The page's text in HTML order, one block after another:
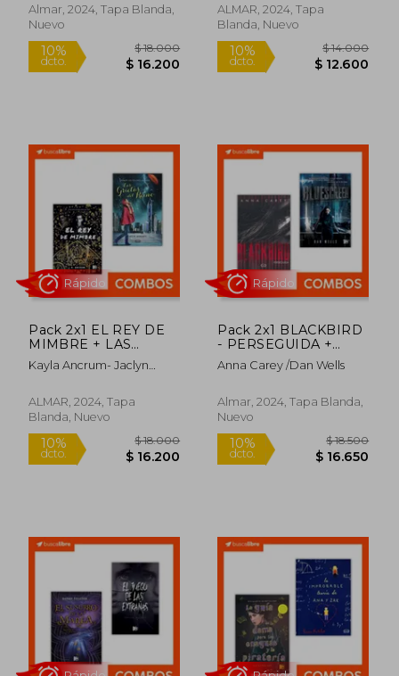
10%
dcto. $ 19.800
10%
dcto. $
Almar, 2024, Tapa Blanda,
Nuevo
dcto.
$ 18.000
$ 16.200
Rápido
ALMAR, 2024, Tapa
Blanda, Nuevo
dcto.
Rápido
Pack 2x1 EL REY DE
MIMBRE + LAS
GRIETAS DEL REINO
Kayla Ancrum- Jaclyn
ALMAR, 2024, Tapa
Blanda, Nuevo
Pack 2x1 BLACKBIRD
- PERSEGUIDA +
BLUESCREEN
Anna Carey /Dan Wells
Almar, 2024, Tapa Blanda,
Nuevo